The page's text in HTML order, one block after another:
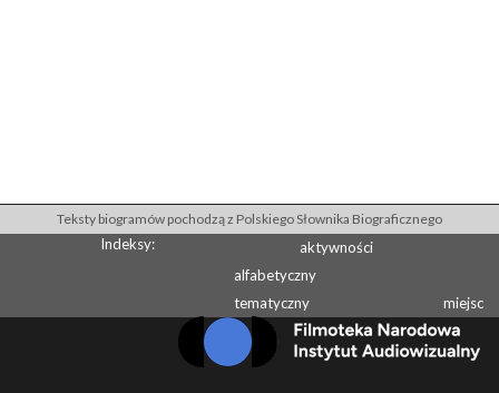
Teksty biogramów pochodzą z Polskiego Słownika Biograficznego
Indeksy:
aktywności
alfabetyczny
tematyczny
miejsc